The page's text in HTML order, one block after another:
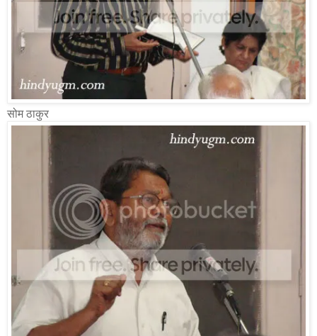
सोम ठाकुर